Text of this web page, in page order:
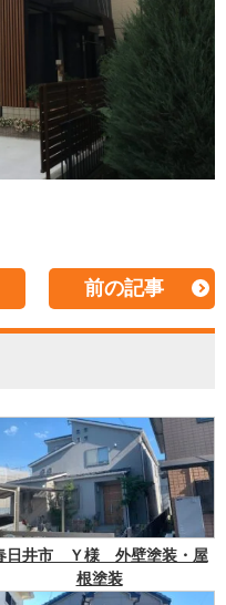
前の記事
日井市 Ｙ様 外壁塗装・屋
根塗装